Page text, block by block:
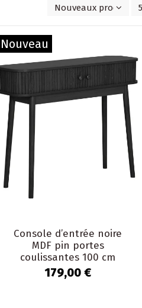
Nouveaux produits
Nouveau
Console d’entrée noire
MDF pin portes
coulissantes 100 cm
Nikko
179,00 €